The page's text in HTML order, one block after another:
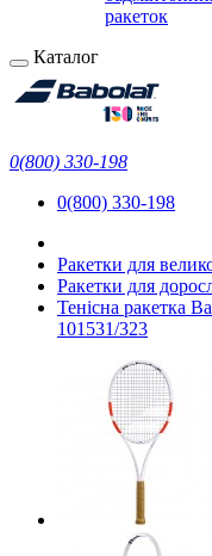
ракеток
Каталог
0(800) 330-198
0(800) 330-198
Ракетки для
Ракетки для
Тенісна ракетка
101531/323